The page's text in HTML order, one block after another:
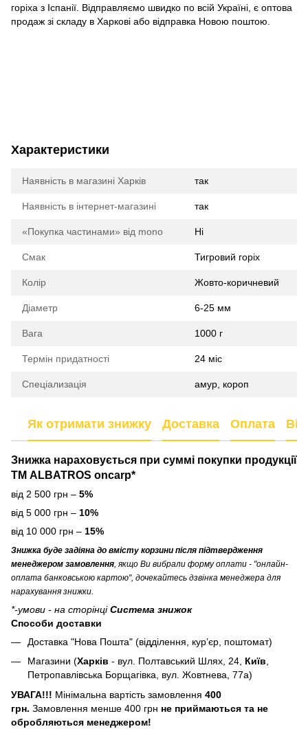
горіха з Іспанії. Відправляємо швидко по всій Україні, є оптова
продаж зі складу в Харкові або відправка Новою поштою.
Характеристики
Наявність в магазині Харків так
Наявність в інтернет-магазині так
«Покупка частинами» від mono Ні
Смак Тигровий горіх
Колір Жовто-коричневий
Діаметр 6-25 мм
Вага 1000 г
Термін придатності 24 міс
Спеціализація амур, короп
Як отримати знижку Доставка Оплата
Знижка нараховується при суммі покупки продукції
ТМ ALBATROS oncarp*
від 2 500 грн – 5%
від 5 000 грн – 10%
від 10 000 грн – 15%
Знижка буде задіяна до вмісту корзини після підтвердження
менеджером замовлення , якщо Ви вибрали форму оплати - "онлайн-
оплата банковською картою", дочекайтесь дзвінка менеджера для
нарахування знижки.
*-умови - на сторінціСистема знижок
Способи доставки
Доставка "Нова Пошта" (відділення, кур’єр, поштомат)
Магазини (Харків - вул. Полтавський Шлях, 24, Київ
Петропавлівська Борщагівка, вул. Жовтнева, 77а)
УВАГА!!! Мінімальна вартість замовлення 400
грн. Замовлення менше 400 грн не приймаються та не
обробляються менеджером!